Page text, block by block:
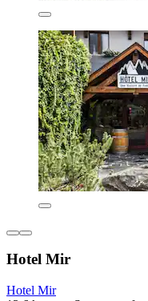
Hotel Mir
Hotel Mir